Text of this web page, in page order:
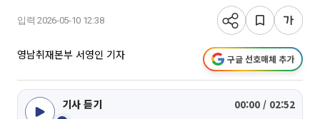
입력 2026-05-10 12:38
영남취재본부 서영인 기자 구글 선호매체 추가
기사 듣기 00:00 / 02:52